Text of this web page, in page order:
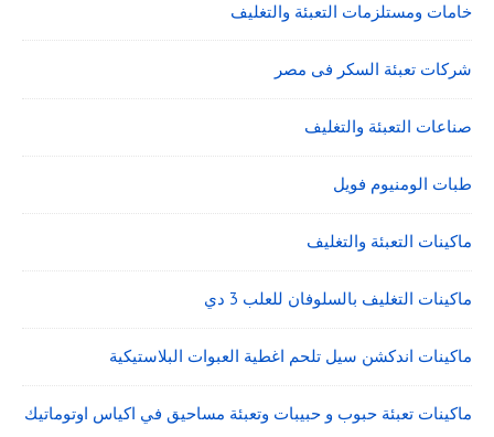
خامات ومستلزمات التعبئة والتغليف
شركات تعبئة السكر فى مصر
صناعات التعبئة والتغليف
طبات الومنيوم فويل
ماكينات التعبئة والتغليف
ماكينات التغليف بالسلوفان للعلب 3 دي
ماكينات اندكشن سيل تلحم اغطية العبوات البلاستيكية
ماكينات تعبئة حبوب و حبيبات وتعبئة مساحيق في اكياس اوتوماتيك